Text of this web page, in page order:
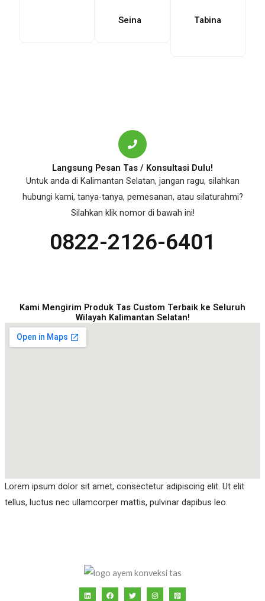
Seina Tabina
Langsung Pesan Tas / Konsultasi Dulu!
Untuk anda di Kalimantan Selatan, jangan ragu, silahkan
hubungi kami, tanya-tanya, pemesanan, atau silaturahmi?
Silahkan klik nomor di bawah ini!
0822-2126-6401
Kami Mengirim Produk Tas Custom Terbaik ke Seluruh
Wilayah Kalimantan Selatan!
Lorem ipsum dolor sit amet, consectetur adipiscing elit. Ut elit
tellus, luctus nec ullamcorper mattis, pulvinar dapibus leo.